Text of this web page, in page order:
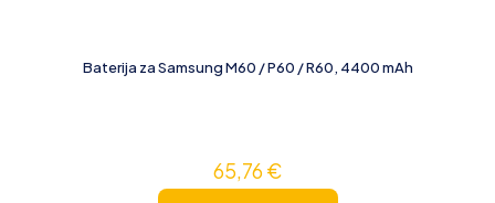
Baterija za Samsung M60 / P60 / R60, 4400 mAh
65,76€